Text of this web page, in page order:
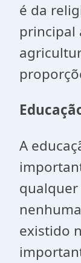
é da
principal
A
qualquer
existido